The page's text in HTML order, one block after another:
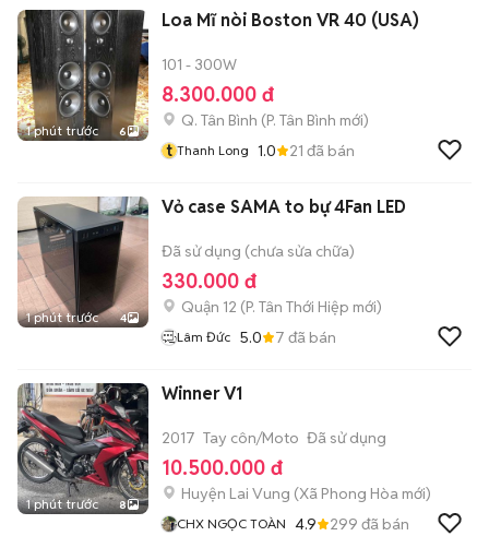
1 phút trước 6
Loa Mĩ nòi Boston VR 40 (USA)
101 - 300W
8.300.000 đ
Q. Tân Bình (P. Tân Bình mới)
t Thanh Long 1.0 21 đã bán
1 phút trước 4
Vỏ case SAMA to bự 4Fan LED
Đã sử dụng (chưa sửa chữa)
330.000 đ
Quận 12 (P. Tân Thới Hiệp mới)
Lâm Đức 5.0 7 đã bán
1 phút trước 8
Winner V1
2017 Tay côn/Moto Đã sử dụng
10.500.000 đ
Huyện Lai Vung (Xã Phong Hòa mới)
CHX NGỌC TOÀN 4.9 299 đã bán